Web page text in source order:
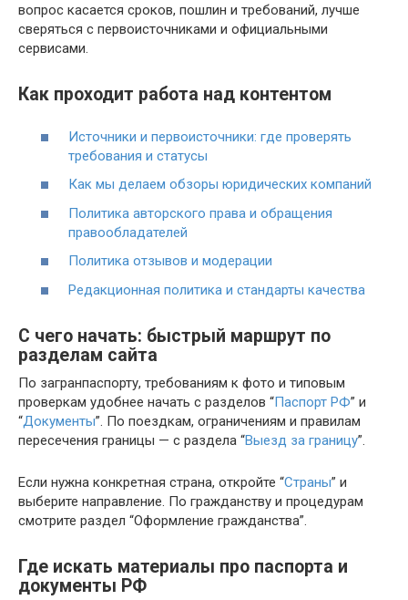
вопрос касается сроков, пошлин и требований, лучше
сверяться с первоисточниками и официальными
сервисами.
Как проходит работа над контентом
Источники и первоисточники: где проверять
требования и статусы
Как мы делаем обзоры юридических компаний
Политика авторского права и обращения
правообладателей
Политика отзывов и модерации
Редакционная политика и стандарты качества
С чего начать: быстрый маршрут по
разделам сайта
По загранпаспорту, требованиям к фото и типовым
проверкам удобнее начать с разделов “Паспорт РФ” и
“Документы”. По поездкам, ограничениям и правилам
пересечения границы — с раздела “Выезд за границу”.
Если нужна конкретная страна, откройте “Страны” и
выберите направление. По гражданству и процедурам
смотрите раздел “Оформление гражданства”.
Где искать материалы про паспорта и
документы РФ